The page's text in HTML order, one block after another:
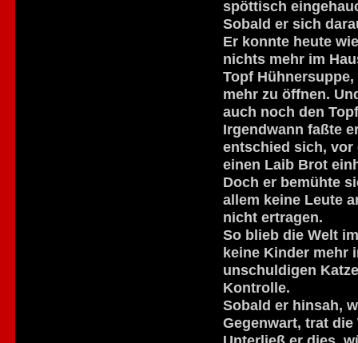
spöttisch
Sobald er sich
Er konnte heute
nichts mehr im
Topf
mehr zu öffnen.
auch noch den
Irgendwann faßte
entschied sich, vor
einen Laib Brot
Doch er bemühte
allem keine Leute
nicht ertragen.
So blieb die Welt
keine Kinder mehr
unschuldigen
Kontrolle.
Sobald er hinsah,
Gegenwart, trat